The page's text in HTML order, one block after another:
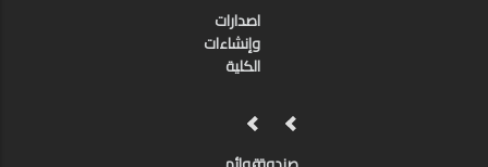
اصدارات
وإنشاءات
الكلية